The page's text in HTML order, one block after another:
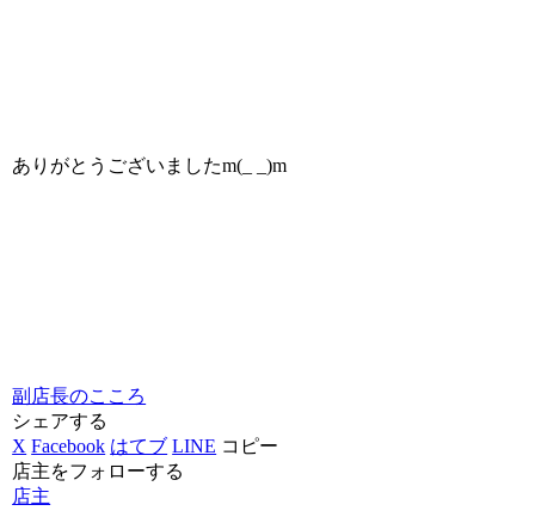
ありがとうございましたm(_ _)m
副店長のこころ
シェアする
X Facebook はてブ LINE コピー
店主をフォローする
店主